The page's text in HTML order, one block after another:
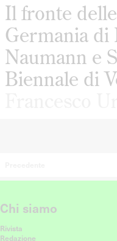
Il fronte
Germania di
Naumann e
Biennale di
Chi siamo
Rivista
Redazione